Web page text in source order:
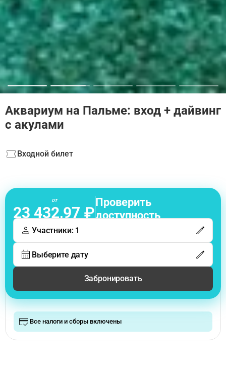
Аквариум на Пальме: вход + дайвинг
с акулами
Входной билет
от
23 432,97 ₽
Проверить
доступность
Участники: 1
Выберите дату
Забронировать
Все налоги и сборы включены